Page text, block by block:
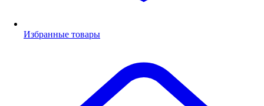
Избранные товары